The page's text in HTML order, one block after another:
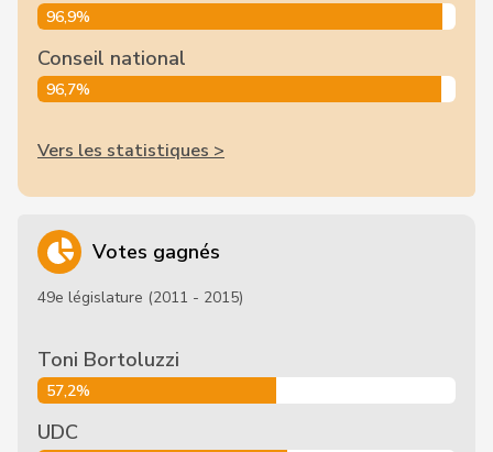
96,9%
Conseil national
96,7%
Vers les statistiques >
Votes gagnés
49e législature (2011 - 2015)
Toni Bortoluzzi
57,2%
UDC